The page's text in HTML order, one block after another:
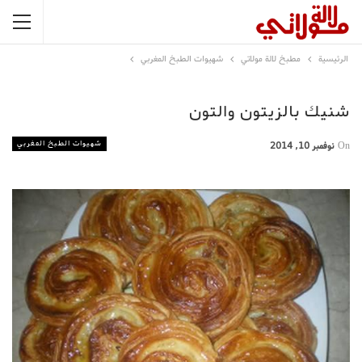
الرئيسية مطبخ لالة مولاتي شهيوات الطبخ المغربي
شنيك بالزيتون والتون
شهيوات الطبخ المغربي On نوفمبر 10, 2014